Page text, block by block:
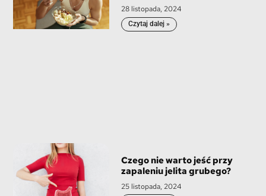
28 listopada, 2024
Czytaj dalej »
Czego nie warto jeść przy
zapaleniu jelita grubego?
25 listopada, 2024